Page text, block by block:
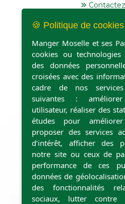
Point de
🍪 Politique de cookies
Manger Moselle et ses
cookies ou
des données
croisées avec des
cadre de nos
suivantes :
utilisateur, réaliser des
études pour
proposer des services
d’intérêt, afficher des
notre site ou ceux de
performance de ces
données de
des fonctionnalités
sociaux, lutter contre